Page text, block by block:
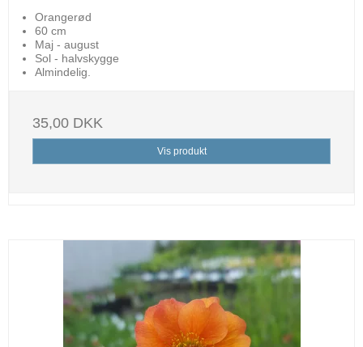
Orangerød
60 cm
Maj - august
Sol - halvskygge
Almindelig.
35,00 DKK
Vis produkt